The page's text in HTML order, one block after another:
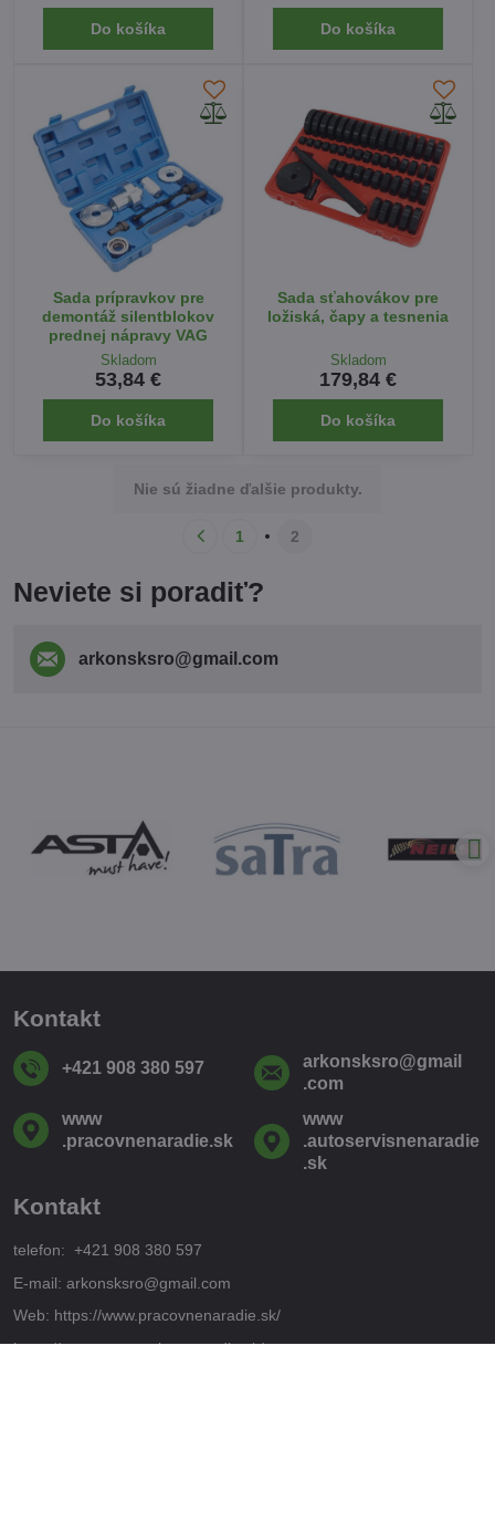
Do košíka Do košíka
Sada prípravkov pre
demontáž silentblokov
prednej nápravy VAG
Skladom
53,84 €
Do košíka
Sada sťahovákov pre
ložiská, čapy a tesnenia
Skladom
179,84 €
Do košíka
Nie sú žiadne ďalšie produkty.
1 2
Neviete si poradiť?
arkonsksro​@gmail​.com
Kontakt
+421 908 380 597
arkonsksro​@gmail​
.com
www​
.pracovnenaradie​.sk
www​
.autoservisnenaradie​
.sk
Kontakt
telefon: +421 908 380 597
E-mail: arkonsksro@gmail.com
Web: https://www.pracovnenaradie.sk/
https://www.autoservisnenaradie.sk/